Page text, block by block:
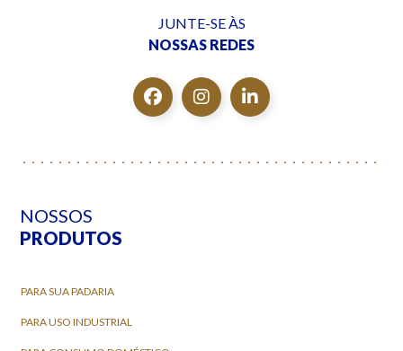
JUNTE-SE ÀS
NOSSAS REDES
NOSSOS
PRODUTOS
PARA SUA PADARIA
PARA USO INDUSTRIAL